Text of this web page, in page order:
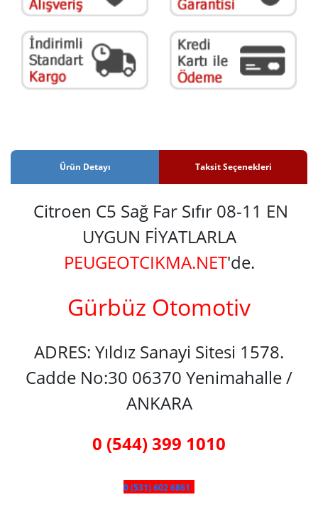
Ürün Detayı Taksit Seçenekleri
Citroen C5 Sağ Far Sıfır 08-11 EN
UYGUN FİYATLARLA
PEUGEOTCIKMA.NET'de.
Gürbüz Otomotiv
ADRES: Yıldız Sanayi Sitesi 1578.
Cadde No:30 06370 Yenimahalle /
ANKARA
0 (544) 399 1010
0 (531) 602 6861